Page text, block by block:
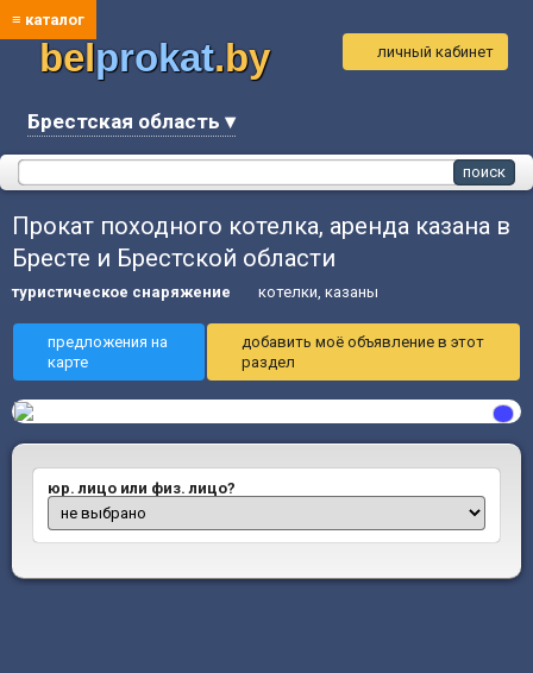
≡ каталог
belprokat.by
Брестская область ▾
личный кабинет
Прокат походного котелка, аренда казана в
Бресте и Брестской области
туристическое снаряжение котелки, казаны
предложения на
карте
добавить моё объявление в этот
раздел
юр. лицо или физ. лицо?